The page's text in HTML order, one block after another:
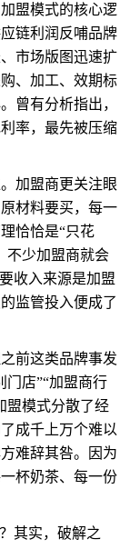
盟模式的核心逻
链利润反哺品牌
市场版图迅速扩
、加工、效期标
曾有分析指出，
率，最先被压缩
加盟商更关注眼
材料要买，每一
恰恰是“只花
不少加盟商就会
收入来源是加盟
监管投入便成了
前这类品牌事发
门店”“加盟商行
盟模式分散了经
成千上万个难以
难辞其咎。因为
杯奶茶、每一份
其实，破解之